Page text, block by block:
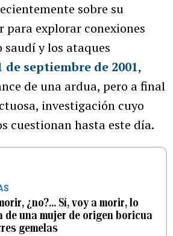
sobre su
para explorar conexiones
y los ataques
de septiembre de 2001,
de una ardua, pero a final
investigación cuyo
cuestionan hasta este día.
¿no?... Sí, voy a morir, lo
de una mujer de origen boricua
gemelas